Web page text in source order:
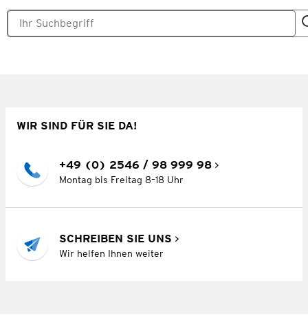
WIR SIND FÜR SIE DA!
+49 (0) 2546 / 98 999 98
Montag bis Freitag 8–18 Uhr
SCHREIBEN SIE UNS
Wir helfen Ihnen weiter